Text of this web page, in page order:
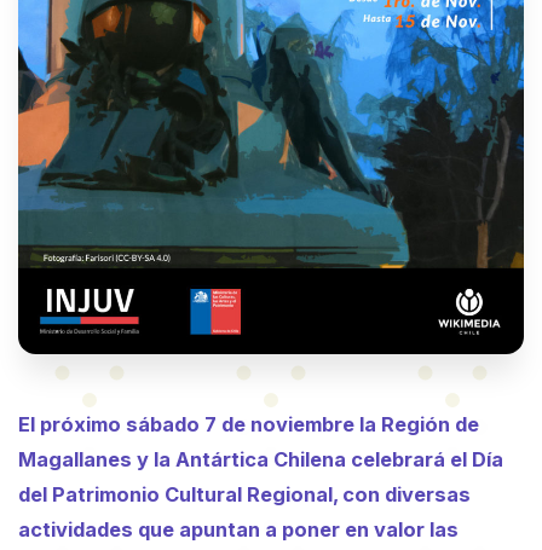
El próximo sábado 7 de noviembre la Región de
Magallanes y la Antártica Chilena celebrará el Día
del Patrimonio Cultural Regional, con diversas
actividades que apuntan a poner en valor las